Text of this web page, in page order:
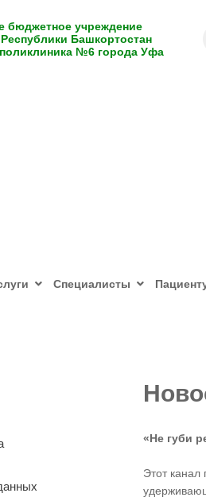
бюджетное учреждение
Башкортостан
№6 города Уфа
Специалисты
«Не губи
Этот канал